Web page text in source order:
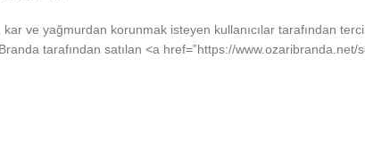
ve yağmurdan korunmak isteyen kullanıcılar tarafından
tarafından satılan <a href=”https://